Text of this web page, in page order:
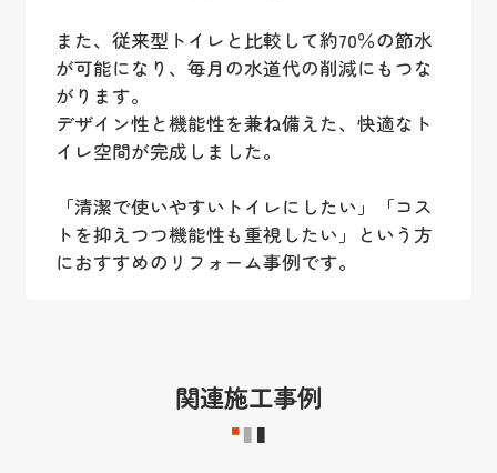
また、従来型トイレと比較して約70％の節水
が可能になり、毎月の水道代の削減にもつな
がります。
デザイン性と機能性を兼ね備えた、快適なト
イレ空間が完成しました。
「清潔で使いやすいトイレにしたい」「コス
トを抑えつつ機能性も重視したい」という方
におすすめのリフォーム事例です。
関連施工事例